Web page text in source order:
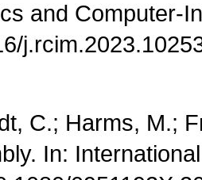
and Computer-
C.; Harms, M.;
In: